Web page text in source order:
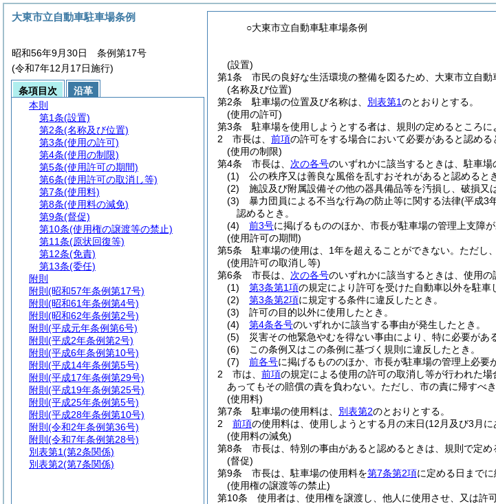
○大東市立自動車駐車場条例
(設置)
第1条
市民の良好な生活環境の整備を図るため、大東市立自動
(名称及び位置)
第2条
駐車場の位置及び名称は、 別表第1のとおりとする。
(使用の許可)
第3条
駐車場を使用しようとする者は、規則の定めるところ
2
市長は、 前項の許可をする場合において必要があると認め
(使用の制限)
第4条
市長は、 次の各号のいずれかに該当するときは、駐車場
(1)
公の秩序又は善良な風俗を乱すおそれがあると認めるとき
(2)
施設及び附属設備その他の器具備品等を汚損し、破損又
(3)
暴力団員による不当な行為の防止等に関する法律(平成3
認めるとき。
(4)
前3号に掲げるもののほか、市長が駐車場の管理上支障が
(使用許可の期間)
第5条
駐車場の使用は、1年を超えることができない。 ただし
(使用許可の取消し等)
第6条
市長は、 次の各号のいずれかに該当するときは、使用
(1)
第3条第1項の規定により許可を受けた自動車以外を駐車
(2)
第3条第2項に規定する条件に違反したとき。
(3)
許可の目的以外に使用したとき。
(4)
第4条各号のいずれかに該当する事由が発生したとき。
(5)
災害その他緊急やむを得ない事由により、特に必要があ
(6)
この条例又はこの条例に基づく規則に違反したとき。
(7)
前各号に掲げるもののほか、市長が駐車場の管理上必要
2
市は、 前項の規定による使用の許可の取消し等が行われた
あってもその賠償の責を負わない。 ただし、市の責に帰すべ
(使用料)
第7条
駐車場の使用料は、 別表第2のとおりとする。
2
前項の使用料は、使用しようとする月の末日(12月及び3月に
(使用料の減免)
第8条
市長は、特別の事由があると認めるときは、規則で定
(督促)
第9条
市長は、駐車場の使用料を第7条第2項に定める日まで
(使用権の譲渡等の禁止)
第10条
使用者は、使用権を譲渡し、他人に使用させ、又は許
大東市立自動車駐車場条例
昭和56年9月30日 条例第17号
(令和7年12月17日施行)
条項目次
沿革
本則
第1条(設置)
第2条(名称及び位置)
第3条(使用の許可)
第4条(使用の制限)
第5条(使用許可の期間)
第6条(使用許可の取消し等)
第7条(使用料)
第8条(使用料の減免)
第9条(督促)
第10条(使用権の譲渡等の禁止)
第11条(原状回復等)
第12条(免責)
第13条(委任)
附則
附則 (昭和57年条例第17号)
附則 (昭和61年条例第4号)
附則 (昭和62年条例第2号)
附則 (平成元年条例第6号)
附則 (平成2年条例第2号)
附則 (平成6年条例第10号)
附則 (平成14年条例第5号)
附則 (平成17年条例第29号)
附則 (平成19年条例第25号)
附則 (平成25年条例第5号)
附則 (平成28年条例第10号)
附則 (令和2年条例第36号)
附則 (令和7年条例第28号)
別表第1(第2条関係)
別表第2(第7条関係)